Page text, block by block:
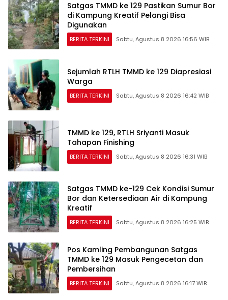
Satgas TMMD ke 129 Pastikan Sumur Bor
di Kampung Kreatif Pelangi Bisa
Digunakan
BERITA TERKINI Sabtu, Agustus 8 2026 16:56 WIB
Sejumlah RTLH TMMD ke 129 Diapresiasi
Warga
BERITA TERKINI Sabtu, Agustus 8 2026 16:42 WIB
TMMD ke 129, RTLH Sriyanti Masuk
Tahapan Finishing
BERITA TERKINI Sabtu, Agustus 8 2026 16:31 WIB
Satgas TMMD ke-129 Cek Kondisi Sumur
Bor dan Ketersediaan Air di Kampung
Kreatif
BERITA TERKINI Sabtu, Agustus 8 2026 16:25 WIB
Pos Kamling Pembangunan Satgas
TMMD ke 129 Masuk Pengecetan dan
Pembersihan
BERITA TERKINI Sabtu, Agustus 8 2026 16:17 WIB